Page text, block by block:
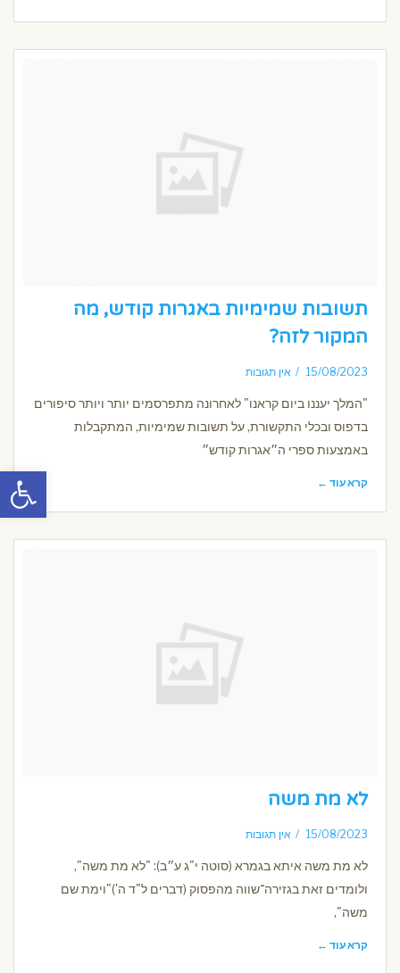
פתח
תשובות שמימיות באגרות קודש, מה
המקור לזה?
15/08/2023 אין תגובות
"המלך יעננו ביום קראנו" לאחרונה מתפרסמים יותר ויותר סיפורים
בדפוס ובכלי התקשורת, על תשובות שמימיות, המתקבלות
באמצעות ספרי ה״אגרות קודש״
קרא עוד ←
לא מת משה
15/08/2023 אין תגובות
לא מת משה איתא בגמרא (סוטה י"ג ע״ב): "לא מת משה",
ולומדים זאת בגזירה־שווה מהפסוק (דברים ל"ד ה')"וימת שם
משה",
קרא עוד ←